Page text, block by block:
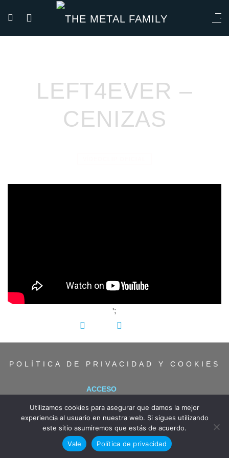
LEFT4EVER –
CENIZAS
';
POLÍTICA DE PRIVACIDAD Y COOKIES
ACCESO
Utilizamos cookies para asegurar que damos la mejor
experiencia al usuario en nuestra web. Si sigues utilizando
este sitio asumiremos que estás de acuerdo.
Vale
Política de privacidad